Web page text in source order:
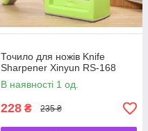
Точило для ножів Knife
Sharpener Xinyun RS-168
В наявності 1 од.
228 ₴ 235 ₴